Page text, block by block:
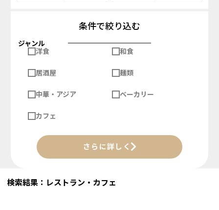
条件で絞り込む
ジャンル
洋食
和食
居酒屋 麺類
中華・アジア ベーカリー
カフェ
さらに詳しく
検索結果：レストラン・カフェ